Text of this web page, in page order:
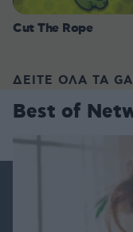
Cut The Rope
ΔΕΙΤΕ ΟΛΑ ΤΑ
Best of